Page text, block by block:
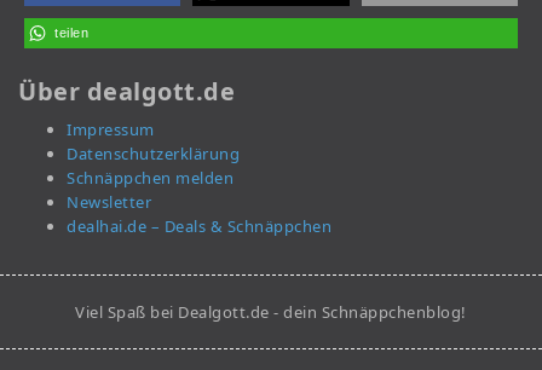
teilen
Über dealgott.de
Impressum
Datenschutzerklärung
Schnäppchen melden
Newsletter
dealhai.de – Deals & Schnäppchen
Viel Spaß bei Dealgott.de - dein Schnäppchenblog!